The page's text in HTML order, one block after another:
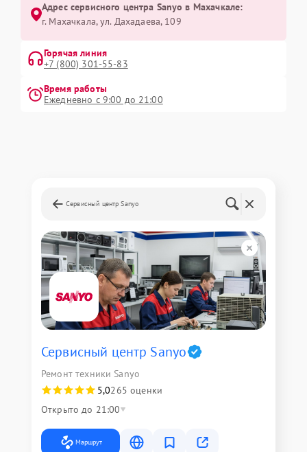
Адрес сервисного центра Sanyo в Махачкале:
г. Махачкала, ул. Дахадаева, 109
Горячая линия
+7 (800) 301-55-83
Время работы
Ежедневно с 9:00 до 21:00
Сервисный центр Sanyo
Сервисный центр Sanyo
Ремонт техники Sanyo
5,0265 оценки
Открыто до 21:00
Маршрут